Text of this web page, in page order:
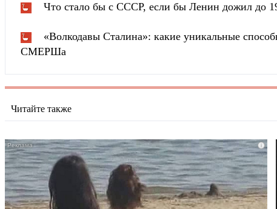
Что стало бы с СССР, если бы Ленин дожил до
«Волкодавы Сталина»: какие уникальные
СМЕРШа
Читайте также
i